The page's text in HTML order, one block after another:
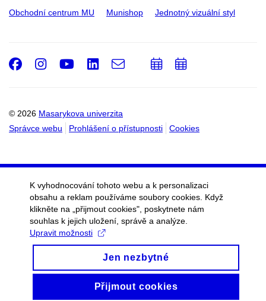
Obchodní centrum MU Munishop Jednotný vizuální styl
© 2026 Masarykova univerzita
Správce webu
Prohlášení o přístupnosti Cookies
Facebook
Instagram
Youtube
LinkedIn
e-
PřidatPřidat
K vyhodnocování tohoto webu a k personalizaci
obsahu a reklam používáme soubory cookies. Když
klikněte na „přijmout cookies", poskytnete nám
souhlas k jejich uložení, správě a analýze.
Upravit možnosti
Jen nezbytné
Přijmout cookies